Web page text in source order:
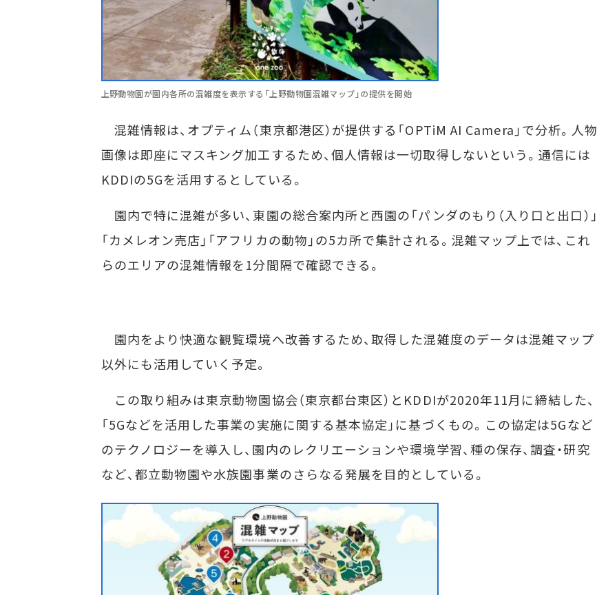
上野動物園が園内各所の混雑度を表示する「上野動物園混雑マップ」の提供を開始
混雑情報は、オプティム（東京都港区）が提供する「OPTiM AI Camera」で分析。人物
画像は即座にマスキング加工するため、個人情報は一切取得しないという。通信には
KDDIの5Gを活用するとしている。
園内で特に混雑が多い、東園の総合案内所と西園の「パンダのもり（入り口と出口）」
「カメレオン売店」「アフリカの動物」の5カ所で集計される。混雑マップ上では、これ
らのエリアの混雑情報を1分間隔で確認できる。
園内をより快適な観覧環境へ改善するため、取得した混雑度のデータは混雑マップ
以外にも活用していく予定。
この取り組みは東京動物園協会（東京都台東区）とKDDIが2020年11月に締結した、
「5Gなどを活用した事業の実施に関する基本協定」に基づくもの。この協定は5Gなど
のテクノロジーを導入し、園内のレクリエーションや環境学習、種の保存、調査・研究
など、都立動物園や水族園事業のさらなる発展を目的としている。